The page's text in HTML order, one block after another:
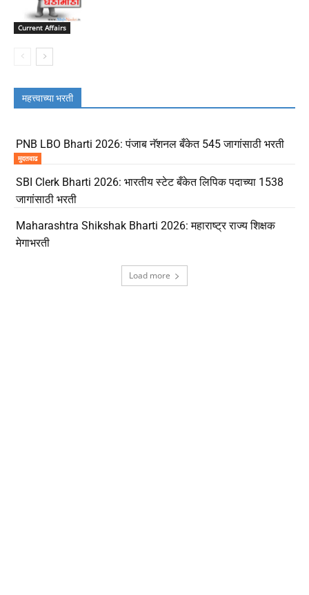
Current Affairs
महत्त्वाच्या भरती
PNB LBO Bharti 2026: पंजाब नॅशनल बँकेत 545 जागांसाठी भरती
मुदतवाढ
SBI Clerk Bharti 2026: भारतीय स्टेट बँकेत लिपिक पदाच्या 1538
जागांसाठी भरती
Maharashtra Shikshak Bharti 2026: महाराष्ट्र राज्य शिक्षक
मेगाभरती
Load more